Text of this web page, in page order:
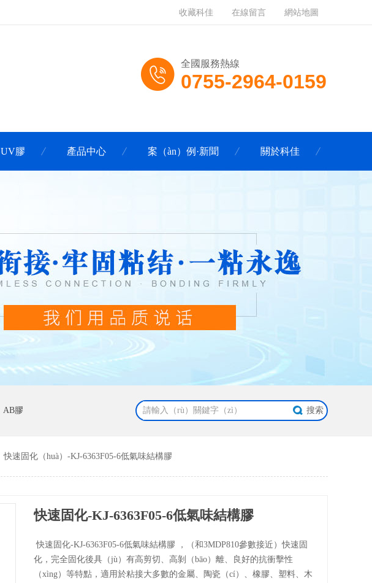
收藏科佳 在線留言 網站地圖
全國服務熱線
0755-2964-0159
UV膠 產品中心 案（àn）例·新聞 關於科佳
AB膠
快速固化（huà）-KJ-6363F05-6低氣味結構膠
快速固化-KJ-6363F05-6低氣味結構膠
快速固化-KJ-6363F05-6低氣味結構膠 ，（和3MDP810參數接近）快速固
化，完全固化後具（jù）有高剪切、高剝（bāo）離、良好的抗衝擊性
（xìng）等特點，適用於粘接大多數的金屬、陶瓷（cí）、橡膠、塑料、木